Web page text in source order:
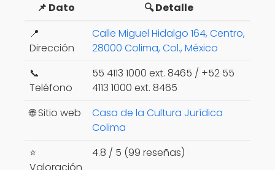
📌 Dato
🔍 Detalle
📍
Dirección
Calle Miguel Hidalgo 164, Centro,
28000 Colima, Col., México
📞
Teléfono
55 4113 1000 ext. 8465 / +52 55
4113 1000 ext. 8465
🌐 Sitio web
Casa de la Cultura Jurídica
Colima
⭐
4.8 / 5 (99 reseñas)